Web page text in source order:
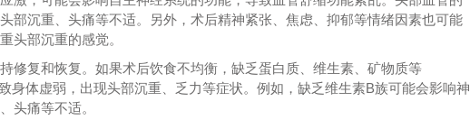
部沉重、头痛等不适。另外，术后精神紧张、焦虑、抑郁等情绪因素也可能
头部沉重的感觉。
修复和恢复。如果术后饮食不均衡，缺乏蛋白质、维生素、矿物质等
身体虚弱，出现头部沉重、乏力等症状。例如，缺乏维生素B族可能会影响神
头痛等不适。